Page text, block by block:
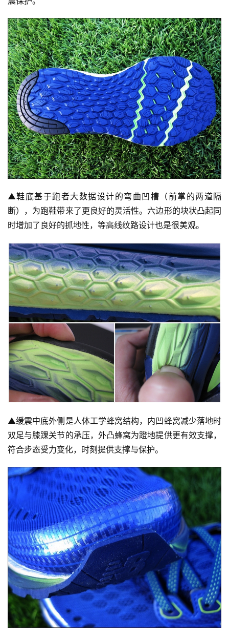
比
观
察
装
备
训
练
视
频
▲鞋底基于跑者大数据设计的弯曲凹槽（前掌的两道隔
断），为跑鞋带来了更良好的灵活性。六边形的块状凸起同
时增加了良好的抓地性，等高线纹路设计也是很美观。
▲缓震中底外侧是人体工学蜂窝结构，内凹蜂窝减少落地时
双足与膝踝关节的承压，外凸蜂窝为蹬地提供更有效支撑，
符合步态受力变化，时刻提供支撑与保护。